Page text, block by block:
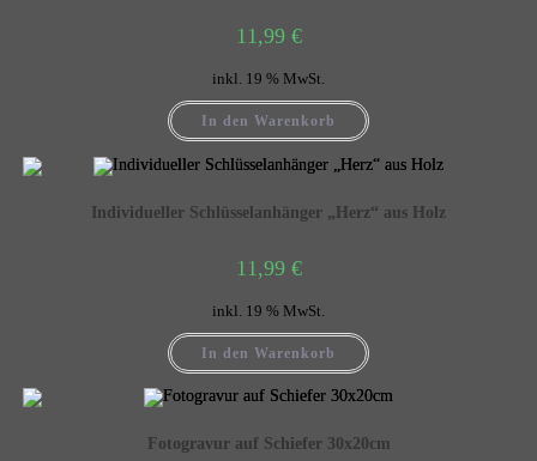
11,99 €
inkl. 19 % MwSt.
In den Warenkorb
Individueller Schlüsselanhänger „Herz“ aus Holz
11,99 €
inkl. 19 % MwSt.
In den Warenkorb
Fotogravur auf Schiefer 30x20cm